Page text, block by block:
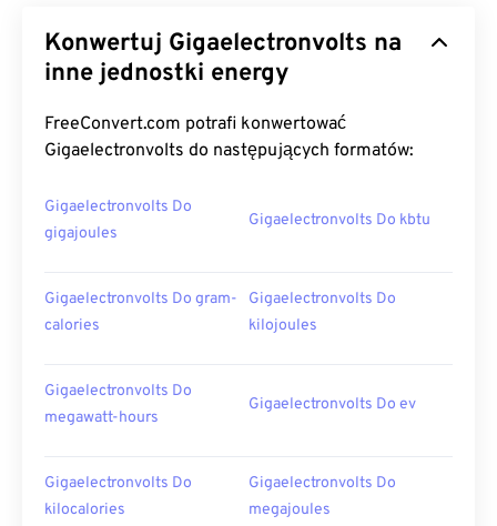
Konwertuj Gigaelectronvolts na
inne jednostki energy
FreeConvert.com potrafi konwertować
Gigaelectronvolts do następujących formatów:
Gigaelectronvolts Do
gigajoules
Gigaelectronvolts Do kbtu
Gigaelectronvolts Do gram-
calories
Gigaelectronvolts Do
kilojoules
Gigaelectronvolts Do
megawatt-hours
Gigaelectronvolts Do ev
Gigaelectronvolts Do
kilocalories
Gigaelectronvolts Do
megajoules